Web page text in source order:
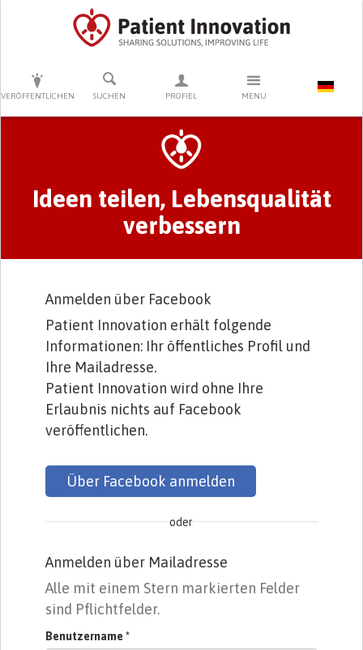
VERÖFFENTLICHEN SUCHEN PROFIEL MENU
DRÜCKEN SIE AUF ENTER UM DIE SUCHE ZU STARTEN
Ideen teilen, Lebensqualität
verbessern
Anmelden über Facebook
Patient Innovation erhält folgende
Informationen: Ihr öffentliches Profil und
Ihre Mailadresse.
Patient Innovation wird ohne Ihre
Erlaubnis nichts auf Facebook
veröffentlichen.
Über Facebook anmelden
oder
Anmelden über Mailadresse
Alle mit einem Stern markierten Felder
sind Pflichtfelder.
Benutzername *